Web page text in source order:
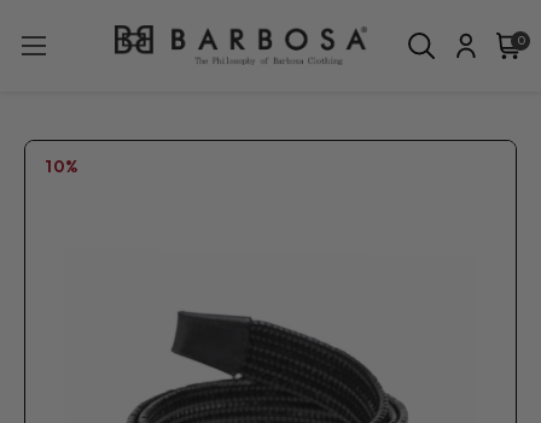
0
10%